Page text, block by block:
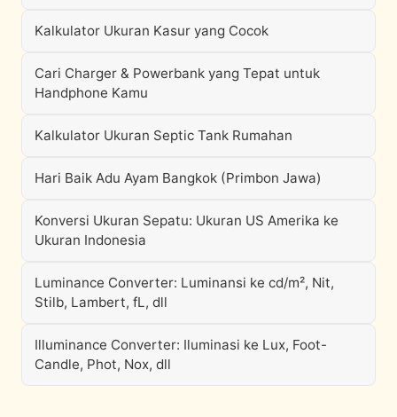
Kalkulator Ukuran Kasur yang Cocok
Cari Charger & Powerbank yang Tepat untuk
Handphone Kamu
Kalkulator Ukuran Septic Tank Rumahan
Hari Baik Adu Ayam Bangkok (Primbon Jawa)
Konversi Ukuran Sepatu: Ukuran US Amerika ke
Ukuran Indonesia
Luminance Converter: Luminansi ke cd/m², Nit,
Stilb, Lambert, fL, dll
Illuminance Converter: Iluminasi ke Lux, Foot-
Candle, Phot, Nox, dll